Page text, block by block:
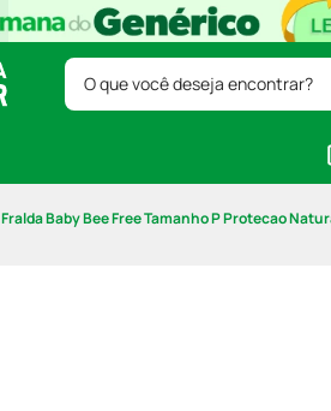
O que você deseja encontrar?
Fralda Baby Bee Free Tamanho P Protecao